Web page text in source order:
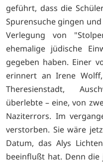
geführt, dass die
Spurensuche gingen
Verlegung von
ehemalige jüdische
gegeben haben. Einer
erinnert an Irene
Theresienstadt,
überlebte – eine, von
Naziterrors. Im
verstorben. Sie wäre
Datum, das Alys
beeinflußt hat. Denn